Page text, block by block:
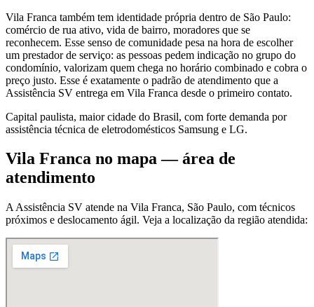
Vila Franca também tem identidade própria dentro de São Paulo:
comércio de rua ativo, vida de bairro, moradores que se
reconhecem. Esse senso de comunidade pesa na hora de escolher
um prestador de serviço: as pessoas pedem indicação no grupo do
condomínio, valorizam quem chega no horário combinado e cobra o
preço justo. Esse é exatamente o padrão de atendimento que a
Assistência SV entrega em Vila Franca desde o primeiro contato.
Capital paulista, maior cidade do Brasil, com forte demanda por
assistência técnica de eletrodomésticos Samsung e LG.
Vila Franca no mapa — área de
atendimento
A Assistência SV atende na Vila Franca, São Paulo, com técnicos
próximos e deslocamento ágil. Veja a localização da região atendida: